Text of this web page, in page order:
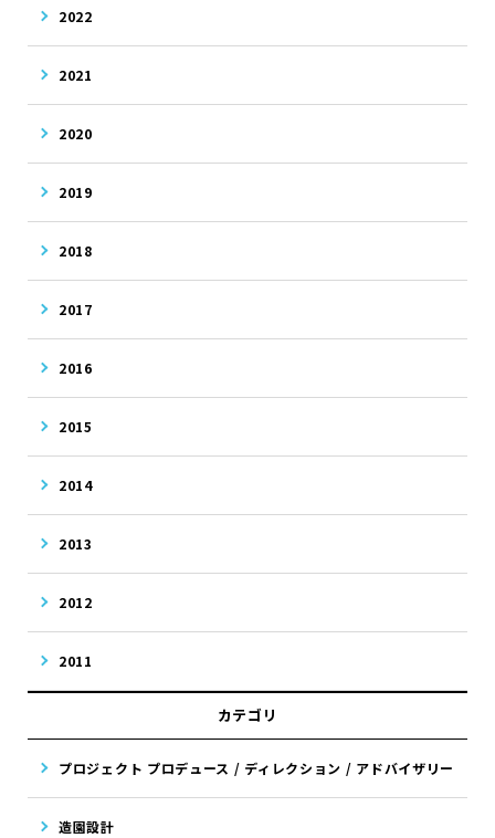
2022
2021
2020
2019
2018
2017
2016
2015
2014
2013
2012
2011
カテゴリ
プロジェクト プロデュース / ディレクション / アドバイザリー
造園設計